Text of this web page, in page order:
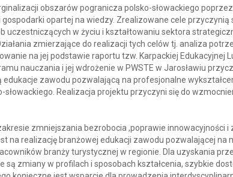
obszarów pogranicza polsko-słowackiego
opartej na wiedzy. Zrealizowane cele
uczestniczących w życiu i kształtowaniu sektora
zmierzające do realizacji tych celów tj. analiza
na jej podstawie raportu tzw. Karpackiej Edukacyjnej
nauczania i jej wdrożenie w PWSTE w Jarosławiu
zawodu pozwalającą na profesjonalne
Realizacja projektu przyczyni się do
zmniejszania bezrobocia ,poprawie innowacyjności i
na realizację branżowej edukacji zawodu pozwalającej na
branży turystycznej w regionie. Dla uzyskania
są zmiany w profilach i sposobach kształcenia, szybkie